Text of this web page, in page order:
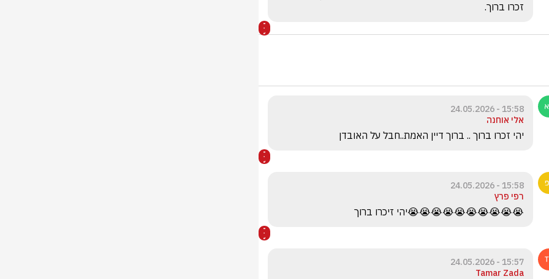
זכרו ברוך.
15:58 - 24.05.2026
אלי אוחנה
יהי זכרו ברוך .. ברוך דיין האמת..חבל על האובדן
15:58 - 24.05.2026
רפי פרץ
😭😭😭😭😭😭😭😭😭😭יהי זיכרו ברוך
15:57 - 24.05.2026
Tamar Zada